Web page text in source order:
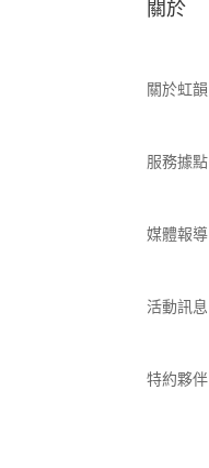
關於
關於虹韻
服務據點
媒體報導
活動訊息
特約夥伴